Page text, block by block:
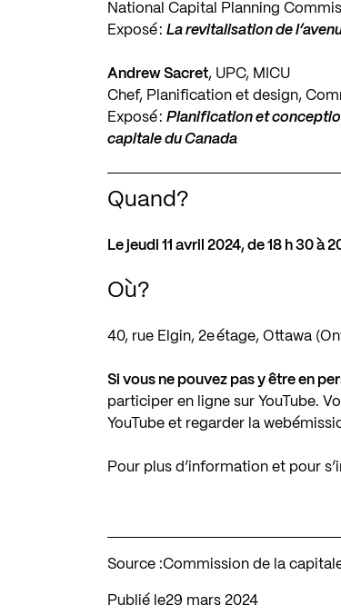
National Capital Planning
Exposé :La revitalisation de
Andrew Sacret, UPC, MICU
Chef, Planification et design,
Exposé :Planification et
capitale du Canada
Quand?
Le jeudi 11 avril 2024, de 18 h 30 à
Où?
40, rue Elgin, 2e étage, Ottawa
Si vous ne pouvez pas y être en
participer en ligne sur YouTube.
YouTube et regarder la
Pour plus d’information et pour
Source :Commission de la
Publié le 29 mars 2024